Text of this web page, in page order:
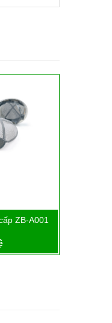
Chi tiết
ZB-A001